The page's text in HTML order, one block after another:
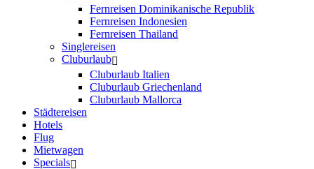
Fernreisen Dominikanische Republik
Fernreisen Indonesien
Fernreisen Thailand
Singlereisen
Cluburlaub
Cluburlaub Italien
Cluburlaub Griechenland
Cluburlaub Mallorca
Städtereisen
Hotels
Flug
Mietwagen
Specials